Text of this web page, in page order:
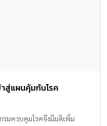
สู่แผนคุ้มกันโรค
รมควบคุมโรคจึงมีมติเพิ่ม